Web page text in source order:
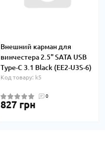
Внешний карман для
винчестера 2.5" SATA USB
Type-C 3.1 Black (EE2-U3S-6)
Код товару: k5
0
827 грн